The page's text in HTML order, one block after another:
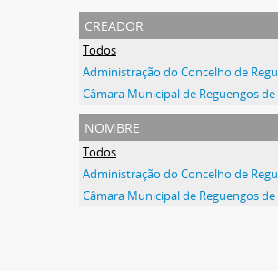
creador
Todos
nombre
Todos